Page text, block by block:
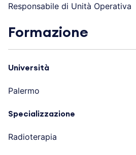
Responsabile di Unità Operativa
Formazione
Università
Palermo
Specializzazione
Radioterapia